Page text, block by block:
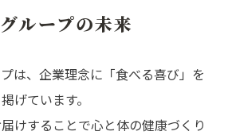
ループの未来
は、企業理念に「食べる喜び」を
げています。
届けすることで心と体の健康づくり